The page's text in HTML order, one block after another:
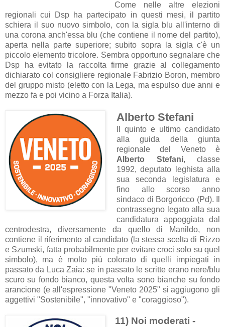
Come nelle altre elezioni
regionali cui Dsp ha partecipato in questi mesi, il partito
schiera il suo nuovo simbolo, con la sigla blu all'interno di
una corona anch'essa blu (che contiene il nome del partito),
aperta nella parte superiore; subito sopra la sigla c'è un
piccolo elemento tricolore. Sembra opportuno segnalare che
Dsp ha evitato la raccolta firme grazie al collegamento
dichiarato col consigliere regionale Fabrizio Boron, membro
del gruppo misto (eletto con la Lega, ma espulso due anni e
mezzo fa e poi vicino a Forza Italia).
Alberto Stefani
Il quinto e ultimo candidato
alla guida della giunta
regionale del Veneto è
Alberto Stefani, classe
1992, deputato leghista alla
sua seconda legislatura e
fino allo scorso anno
sindaco di Borgoricco (Pd). Il
contrassegno legato alla sua
candidatura appoggiata dal
centrodestra, diversamente da quello di Manildo, non
contiene il riferimento al candidato (la stessa scelta di Rizzo
e Szumski, fatta probabilmente per evitare croci solo su quel
simbolo), ma è molto più colorato di quelli impiegati in
passato da Luca Zaia: se in passato le scritte erano nere/blu
scuro su fondo bianco, questa volta sono bianche su fondo
arancione (e all'espressione "Veneto 2025" si aggiugono gli
aggettivi "Sostenibile", "innovativo" e "coraggioso").
11) Noi moderati -